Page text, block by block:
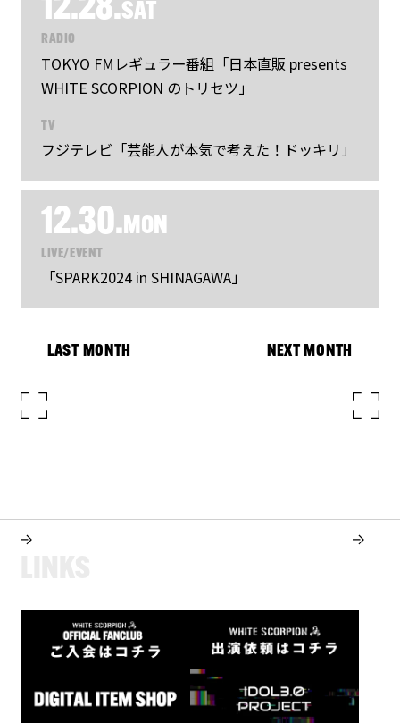
12.28.SAT
RADIO
TOKYO FMレギュラー番組「日本直販 presents
WHITE SCORPION のトリセツ」
TV
フジテレビ「芸能人が本気で考えた！ドッキリ」
12.30.MON
LIVE/EVENT
「SPARK2024 in SHINAGAWA」
LAST MONTH NEXT MONTH